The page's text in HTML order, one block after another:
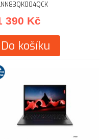
390 Kč
Do košíku